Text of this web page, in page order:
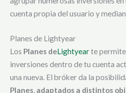
cuenta propia del usuario y
Planes de Lightyear
Los Planes deLightyearte
inversiones dentro de tu cuenta
una nueva. El bróker da la
Planes, adaptados a distintos